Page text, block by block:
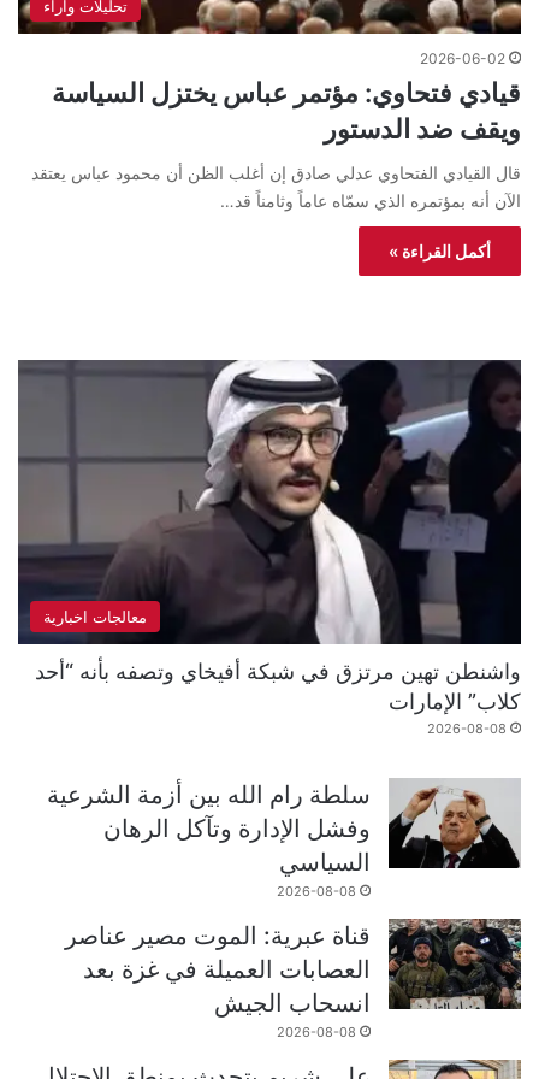
تحليلات واراء
2026-06-02
قيادي فتحاوي: مؤتمر عباس يختزل السياسة
ويقف ضد الدستور
قال القيادي الفتحاوي عدلي صادق إن أغلب الظن أن محمود عباس يعتقد
الآن أنه بمؤتمره الذي سمّاه عاماً وثامناً قد…
أكمل القراءة »
معالجات اخبارية
واشنطن تهين مرتزق في شبكة أفيخاي وتصفه بأنه “أحد
كلاب” الإمارات
2026-08-08
سلطة رام الله بين أزمة الشرعية
وفشل الإدارة وتآكل الرهان
السياسي
2026-08-08
قناة عبرية: الموت مصير عناصر
العصابات العميلة في غزة بعد
انسحاب الجيش
2026-08-08